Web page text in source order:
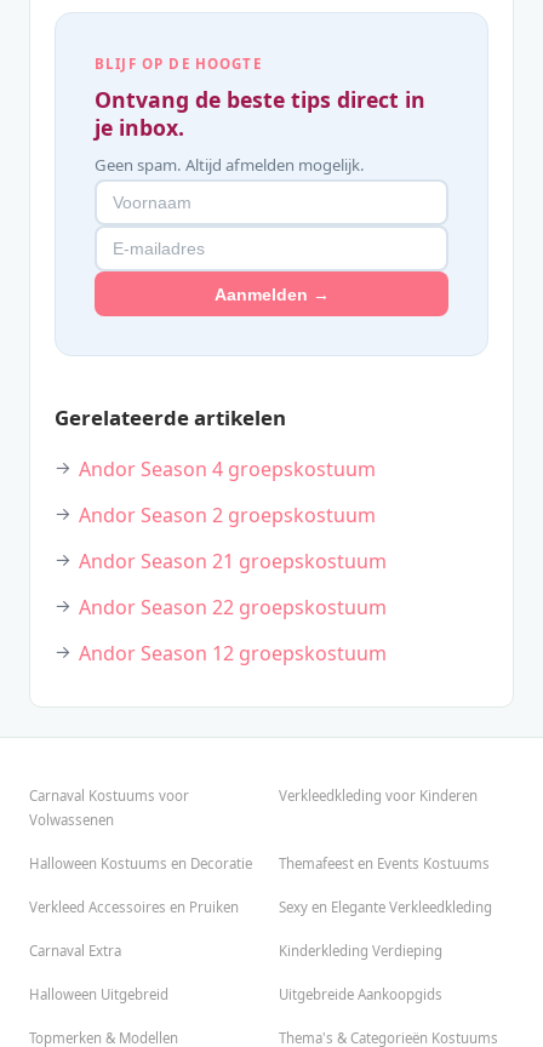
BLIJF OP DE HOOGTE
Ontvang de beste tips direct in
je inbox.
Geen spam. Altijd afmelden mogelijk.
Aanmelden →
Gerelateerde artikelen
Andor Season 4 groepskostuum
Andor Season 2 groepskostuum
Andor Season 21 groepskostuum
Andor Season 22 groepskostuum
Andor Season 12 groepskostuum
Carnaval Kostuums voor
Volwassenen
Verkleedkleding voor Kinderen
Halloween Kostuums en Decoratie Themafeest en Events Kostuums
Verkleed Accessoires en Pruiken Sexy en Elegante Verkleedkleding
Carnaval Extra Kinderkleding Verdieping
Halloween Uitgebreid Uitgebreide Aankoopgids
Topmerken & Modellen Thema's & Categorieën Kostuums